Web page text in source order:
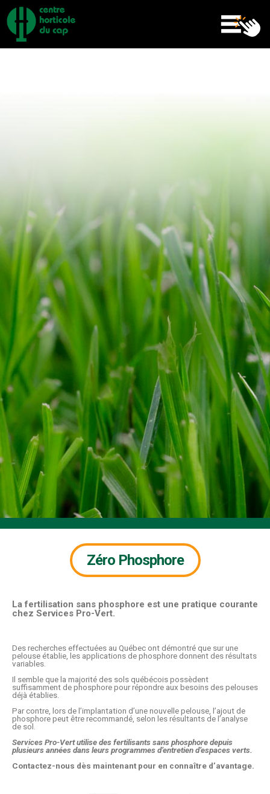
Zéro Phosphore
La fertilisation sans phosphore est une pratique courante
chez Services Pro-Vert.
Des recherches effectuées au Québec ont démontré que sur une
pelouse établie, les applications de phosphore donnent des résultats
variables.
Il semble que la majorité des sols québécois possèdent
suffisamment de phosphore pour répondre aux besoins des pelouses
déjà établies.
Par contre, lors de l’implantation d’une nouvelle pelouse, l’ajout de
phosphore peut être recommandé, selon les résultants de l’analyse
de sol.
Services Pro-Vert utilise des fertilisants sans phosphore depuis
plusieurs années dans leurs programmes d’entretien d’espaces verts.
Contactez-nous dès maintenant pour en connaître d’avantage.